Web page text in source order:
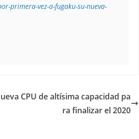
primera-vez-a-fugaku-su-nueva-
CPU de altísima capacidad pa
ra finalizar el 2020